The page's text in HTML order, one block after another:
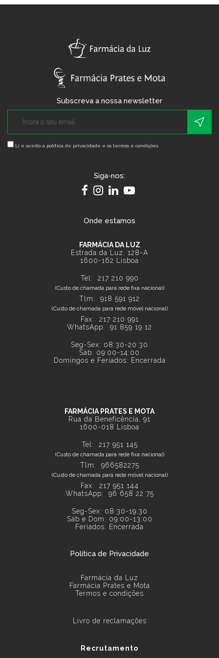
Subscreva a nossa newsletter
Li e aceito a política de privacidade e os termos e condições
Siga-nos:
Onde estamos
FARMÁCIA DA LUZ
Estrada da Luz, 128-A
1600-162 Lisboa
Tel: 217 210 990
(Custo de chamada para rede fixa nacional)
Tlm: 918 591 912
(Custo de chamada para rede móvel nacional)
Fax: 217 210 991
WhatsApp: 91 859 19 12
Seg-Sex: 08:30-20:30
Sáb: 09:00-14:00
Domingos e Feriados: Encerrada
FARMÁCIA PRATES E MOTA
Rua da Beneficência, 91
1600-018 Lisboa
Tel: 217 951 145
(Custo de chamada para rede fixa nacional)
Tlm: 966582275
(Custo de chamada para rede móvel nacional)
Fax: 217 951 144
WhatsApp: 96 658 22 75
Seg-Sex: 08:30-19:30
Sáb e Dom: 09:00-13:00
Feriados: Encerrada
Política de Privacidade
Farmácia da Luz
Farmácia Prates e Mota
Termos e condições
Livro de reclamações
Recrutamento